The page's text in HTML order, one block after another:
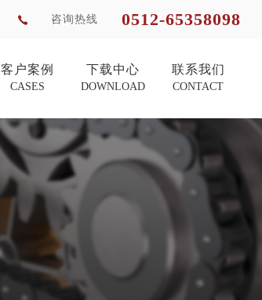
咨询热线 0512-65358098
客户案例
CASES
下载中心
DOWNLOAD
联系我们
CONTACT